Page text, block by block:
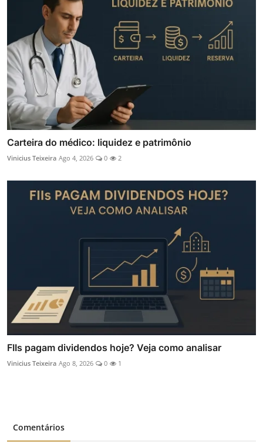
Carteira do médico: liquidez e patrimônio
Vinicius Teixeira Ago 4, 2026 0 2
FIIs pagam dividendos hoje? Veja como analisar
Vinicius Teixeira Ago 8, 2026 0 1
Comentários